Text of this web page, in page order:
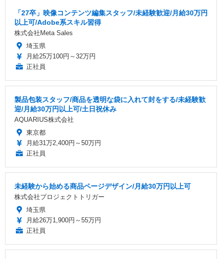
「27卒」映像コンテンツ編集スタッフ/未経験歓迎/月給30万円
以上可/Adobe系スキル習得
株式会社Meta Sales
埼玉県
月給25万100円～32万円
正社員
製品包装スタッフ/商品を透明な袋に入れて封をする/未経験歓
迎/月給30万円以上可/土日祝休み
AQUARIUS株式会社
東京都
月給31万2,400円～50万円
正社員
未経験から始める商品ページデザイン/月給30万円以上可
株式会社プロジェクトトリガー
埼玉県
月給26万1,900円～55万円
正社員